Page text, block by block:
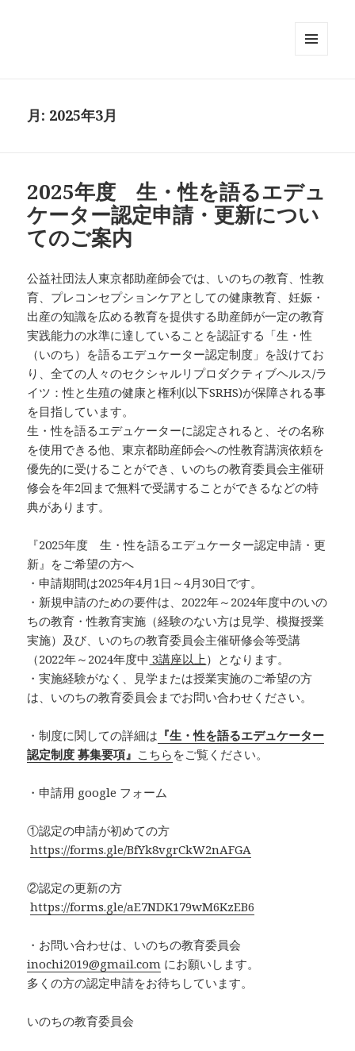
月: 2025年3月
2025年度 生・性を語るエデュ
ケーター認定申請・更新につい
てのご案内
公益社団法人東京都助産師会では、いのちの教育、性教
育、プレコンセプションケアとしての健康教育、妊娠・
出産の知識を広める教育を提供する助産師が一定の教育
実践能力の水準に達していることを認証する「生・性
（いのち）を語るエデュケーター認定制度」を設けてお
り、全ての人々のセクシャルリプロダクティブヘルス/ラ
イツ：性と生殖の健康と権利(以下SRHS)が保障される事
を目指しています。
生・性を語るエデュケーターに認定されると、その名称
を使用できる他、東京都助産師会への性教育講演依頼を
優先的に受けることができ、いのちの教育委員会主催研
修会を年2回まで無料で受講することができるなどの特
典があります。
『2025年度 生・性を語るエデュケーター認定申請・更
新』をご希望の方へ
・申請期間は2025年4月1日～4月30日です。
・新規申請のための要件は、2022年～2024年度中のいの
ちの教育・性教育実施（経験のない方は見学、模擬授業
実施）及び、いのちの教育委員会主催研修会等受講
（2022年～2024年度中 3講座以上）となります。
・実施経験がなく、見学または授業実施のご希望の方
は、いのちの教育委員会までお問い合わせください。
・制度に関しての詳細は 『生・性を語るエデュケーター
認定制度 募集要項』 こちら をご覧ください。
・申請用 google フォーム
①認定の申請が初めての方
https://forms.gle/BfYk8vgrCkW2nAFGA
②認定の更新の方
https://forms.gle/aE7NDK179wM6KzEB6
・お問い合わせは、いのちの教育委員会
inochi2019@gmail.com にお願いします。
多くの方の認定申請をお待ちしています。
いのちの教育委員会